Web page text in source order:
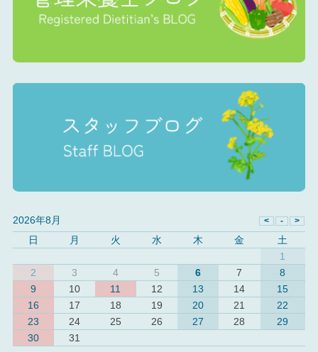
2026年8月
日
月 火 水 木 金
土
1
2
3 4 5 6 7
8
9
10 11 12 13 14
15
16
17 18 19 20 21
22
23
24 25 26 27 28
29
30
31